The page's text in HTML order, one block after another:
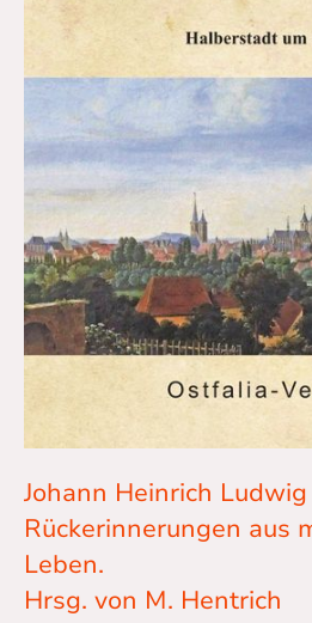
Johann Heinrich
Rückerinnerungen aus
Leben.
Hrsg. von M. Hentrich